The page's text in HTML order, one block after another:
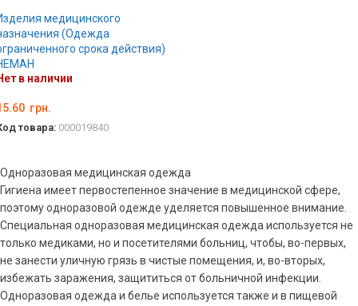
медицинского
(Одежда
срока действия)
в наличии
грн.
товара: 000019840
Одноразовая медицинская одежда
Гигиена имеет первостепенное значение в медицинской сфере,
поэтому одноразовой одежде уделяется повышенное внимание.
Специальная одноразовая медицинская одежда используется не
только медиками, но и посетителями больниц, чтобы, во-первых,
не занести уличную грязь в чистые помещения, и, во-вторых,
избежать заражения, защититься от больничной инфекции.
Одноразовая одежда и белье используется также и в пищевой